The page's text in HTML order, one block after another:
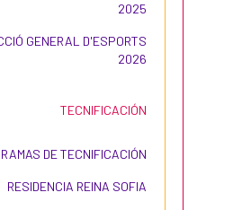
2025
GENERAL D'ESPORTS
2026
TECNIFICACIÓN
DE TECNIFICACIÓN
RESIDENCIA REINA SOFIA